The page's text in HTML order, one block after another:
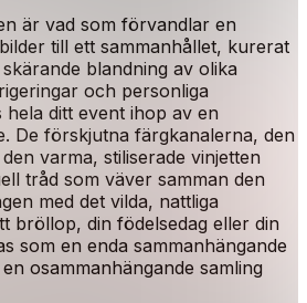
är vad som förvandlar en
till ett sammanhållet, kurerat
blandning av olika
och personliga
hela ditt event ihop av en
De förskjutna färgkanalerna, den
varma, stiliserade vinjetten
tråd som väver samman den
med det vilda, nattliga
bröllop, din födelsedag eller din
som en enda sammanhängande
osammanhängande samling